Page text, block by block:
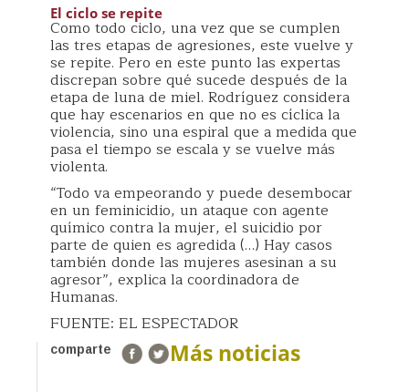
El ciclo se repite
Como todo ciclo, una vez que se cumplen
las tres etapas de agresiones, este vuelve y
se repite. Pero en este punto las expertas
discrepan sobre qué sucede después de la
etapa de luna de miel. Rodríguez considera
que hay escenarios en que no es cíclica la
violencia, sino una espiral que a medida que
pasa el tiempo se escala y se vuelve más
violenta.
“Todo va empeorando y puede desembocar
en un feminicidio, un ataque con agente
químico contra la mujer, el suicidio por
parte de quien es agredida (…) Hay casos
también donde las mujeres asesinan a su
agresor”, explica la coordinadora de
Humanas.
FUENTE: EL ESPECTADOR
comparte Más noticias